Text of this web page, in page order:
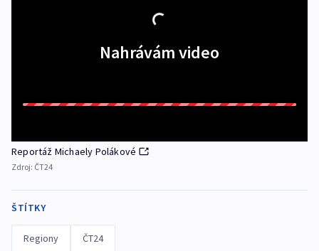
Nahrávám video
Reportáž Michaely Polákové
Zdroj: ČT24
ŠTÍTKY
Regiony ČT24